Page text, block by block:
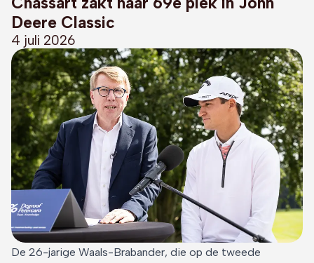
Deere Classic
4 juli 2026
De 26-jarige Waals-Brabander, die op de tweede